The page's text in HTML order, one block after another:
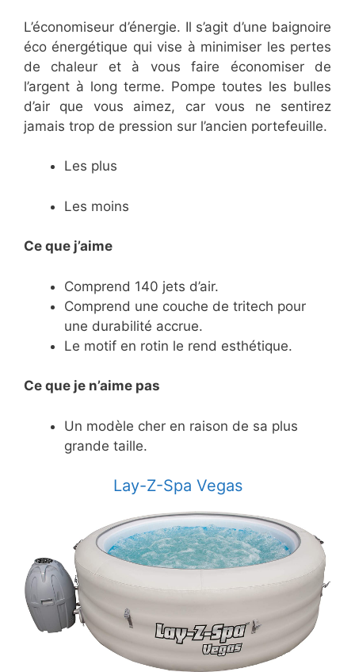
L’économiseur d’énergie. Il s’agit d’une baignoire
éco énergétique qui vise à minimiser les pertes
de chaleur et à vous faire économiser de
l’argent à long terme. Pompe toutes les bulles
d’air que vous aimez, car vous ne sentirez
jamais trop de pression sur l’ancien portefeuille.
Les plus
Les moins
Ce que j’aime
Comprend 140 jets d’air.
Comprend une couche de tritech pour
une durabilité accrue.
Le motif en rotin le rend esthétique.
Ce que je n’aime pas
Un modèle cher en raison de sa plus
grande taille.
Lay-Z-Spa Vegas